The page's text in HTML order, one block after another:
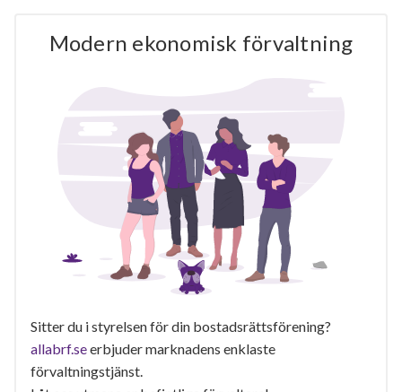
Modern ekonomisk förvaltning
Sitter du i styrelsen för din bostadsrättsförening?
allabrf.seerbjuder marknadens enklaste
förvaltningstjänst.